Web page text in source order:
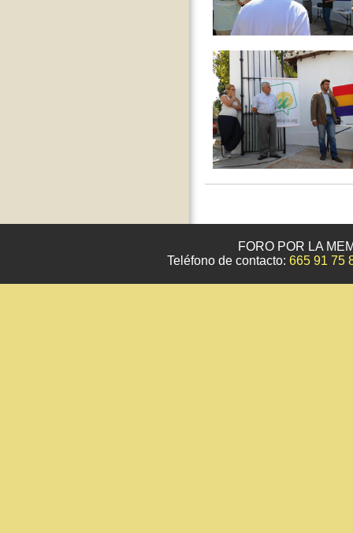
FORO POR LA
Teléfono de contacto: 665 91 75